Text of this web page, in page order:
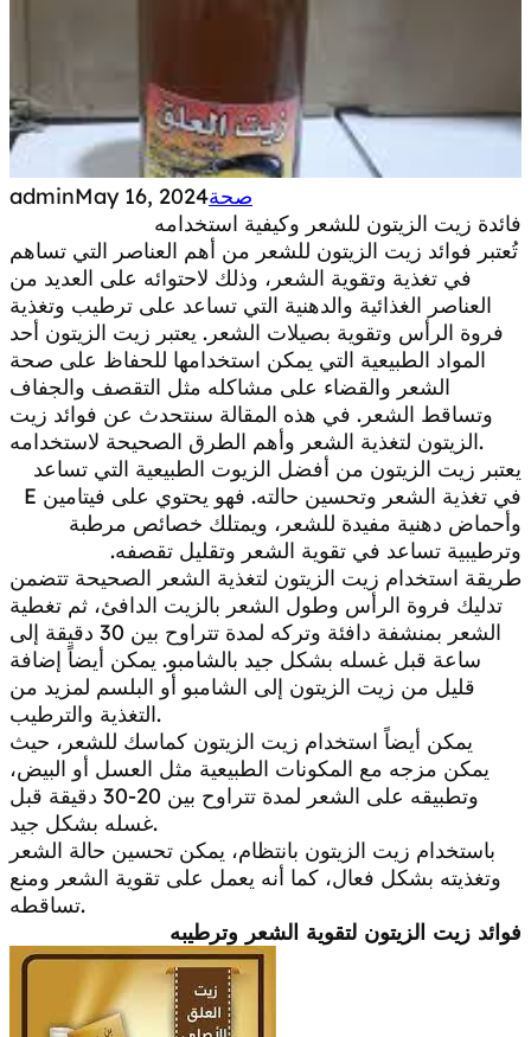
adminMay 16, 2024صحة
فائدة زيت الزيتون للشعر وكيفية استخدامه
تُعتبر فوائد زيت الزيتون للشعر من أهم العناصر التي تساهم
في تغذية وتقوية الشعر، وذلك لاحتوائه على العديد من
العناصر الغذائية والدهنية التي تساعد على ترطيب وتغذية
فروة الرأس وتقوية بصيلات الشعر. يعتبر زيت الزيتون أحد
المواد الطبيعية التي يمكن استخدامها للحفاظ على صحة
الشعر والقضاء على مشاكله مثل التقصف والجفاف
وتساقط الشعر. في هذه المقالة سنتحدث عن فوائد زيت
الزيتون لتغذية الشعر وأهم الطرق الصحيحة لاستخدامه.
يعتبر زيت الزيتون من أفضل الزيوت الطبيعية التي تساعد
في تغذية الشعر وتحسين حالته. فهو يحتوي على فيتامين E
وأحماض دهنية مفيدة للشعر، ويمتلك خصائص مرطبة
وترطيبية تساعد في تقوية الشعر وتقليل تقصفه.
طريقة استخدام زيت الزيتون لتغذية الشعر الصحيحة تتضمن
تدليك فروة الرأس وطول الشعر بالزيت الدافئ، ثم تغطية
الشعر بمنشفة دافئة وتركه لمدة تتراوح بين 30 دقيقة إلى
ساعة قبل غسله بشكل جيد بالشامبو. يمكن أيضاً إضافة
قليل من زيت الزيتون إلى الشامبو أو البلسم لمزيد من
التغذية والترطيب.
يمكن أيضاً استخدام زيت الزيتون كماسك للشعر، حيث
يمكن مزجه مع المكونات الطبيعية مثل العسل أو البيض،
وتطبيقه على الشعر لمدة تتراوح بين 20-30 دقيقة قبل
غسله بشكل جيد.
باستخدام زيت الزيتون بانتظام، يمكن تحسين حالة الشعر
وتغذيته بشكل فعال، كما أنه يعمل على تقوية الشعر ومنع
تساقطه.
فوائد زيت الزيتون لتقوية الشعر وترطيبه